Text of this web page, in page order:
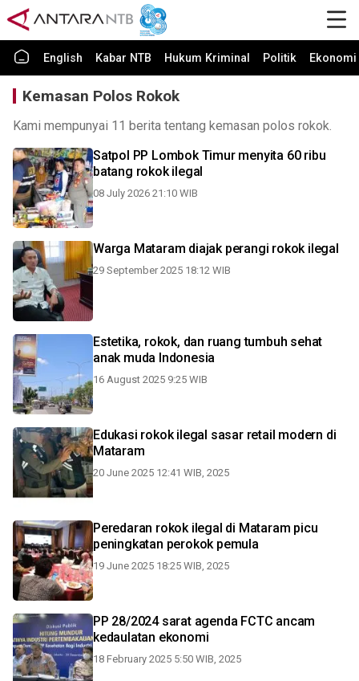
English Kabar NTB Hukum Kriminal Politik
Kemasan Polos Rokok
Kami mempunyai 11 berita tentang kemasan polos rokok.
Satpol PP Lombok Timur menyita 60 ribu
batang rokok ilegal
08 July 2026 21:10 WIB
Warga Mataram diajak perangi rokok ilegal
29 September 2025 18:12 WIB
Estetika, rokok, dan ruang tumbuh sehat
anak muda Indonesia
16 August 2025 9:25 WIB
Edukasi rokok ilegal sasar retail modern di
Mataram
20 June 2025 12:41 WIB, 2025
Peredaran rokok ilegal di Mataram picu
peningkatan perokok pemula
19 June 2025 18:25 WIB, 2025
PP 28/2024 sarat agenda FCTC ancam
kedaulatan ekonomi
18 February 2025 5:50 WIB, 2025